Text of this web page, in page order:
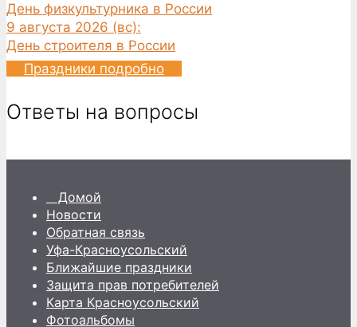
День физкультурника в России
9 августа 2026 (вс):
День строителя в России
Праздники подробно
Ответы на вопросы
Домой
Новости
Обратная связь
Уфа-Красноусольский
Ближайшие праздники
Защита прав потребителей
Карта Красноусольский
Фотоальбомы